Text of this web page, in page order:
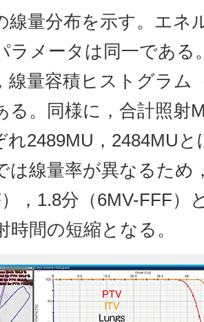
線量分布を示す。エネ
ラメータは同一である
線量容積ヒストグラム
る。同様に，合計照射
れ2489MU，2484MU
は線量率が異なるため
），1.8分（6MV-FFF
時間の短縮となる。